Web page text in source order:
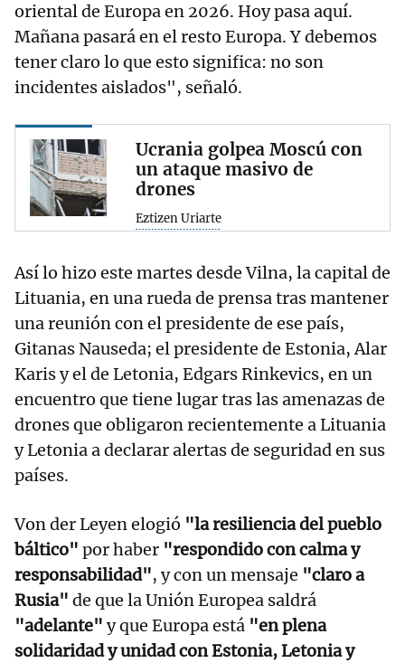
oriental de Europa en 2026. Hoy pasa aquí.
Mañana pasará en el resto Europa. Y debemos
tener claro lo que esto significa: no son
incidentes aislados", señaló.
Ucrania golpea Moscú con
un ataque masivo de
drones
Eztizen Uriarte
Así lo hizo este martes desde Vilna, la capital de
Lituania, en una rueda de prensa tras mantener
una reunión con el presidente de ese país,
Gitanas Nauseda; el presidente de Estonia, Alar
Karis y el de Letonia, Edgars Rinkevics, en un
encuentro que tiene lugar tras las amenazas de
drones que obligaron recientemente a Lituania
y Letonia a declarar alertas de seguridad en sus
países.
Von der Leyen elogió "la resiliencia del pueblo
báltico" por haber "respondido con calma y
responsabilidad", y con un mensaje "claro a
Rusia" de que la Unión Europea saldrá
"adelante" y que Europa está "en plena
solidaridad y unidad con Estonia, Letonia y